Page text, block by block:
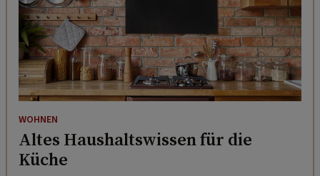
WOHNEN
Altes Haushaltswissen für die
Küche